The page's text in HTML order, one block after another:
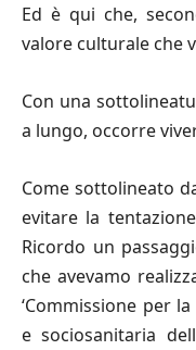
Ed è qui che,
valore culturale che
Con una
a lungo, occorre
Come sottolineato
evitare la
Ricordo un
che avevamo
‘Commissione per
e sociosanitaria